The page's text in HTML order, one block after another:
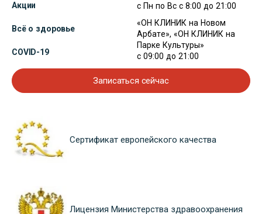
Акции
Всё о здоровье
COVID-19
с Пн по Вс с 8:00 до 21:00
«ОН КЛИНИК на Новом
Арбате», «ОН КЛИНИК на
Парке Культуры»
с 09:00 до 21:00
Записаться сейчас
Сертификат европейского качества
Лицензия Министерства здравоохранения